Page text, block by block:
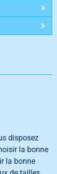
disposez
la bonne
la bonne